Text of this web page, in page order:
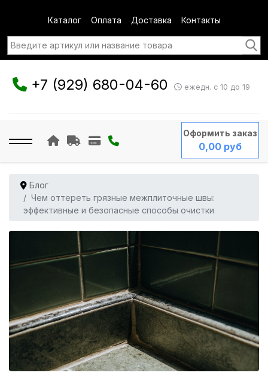
Каталог Оплата Доставка Контакты
+7 (929) 680-04-60 ежедн. с 10 до 19
Оформить заказ
0,00 руб
Блог
Чем оттереть грязные межплиточные швы:
эффективные и безопасные способы очистки